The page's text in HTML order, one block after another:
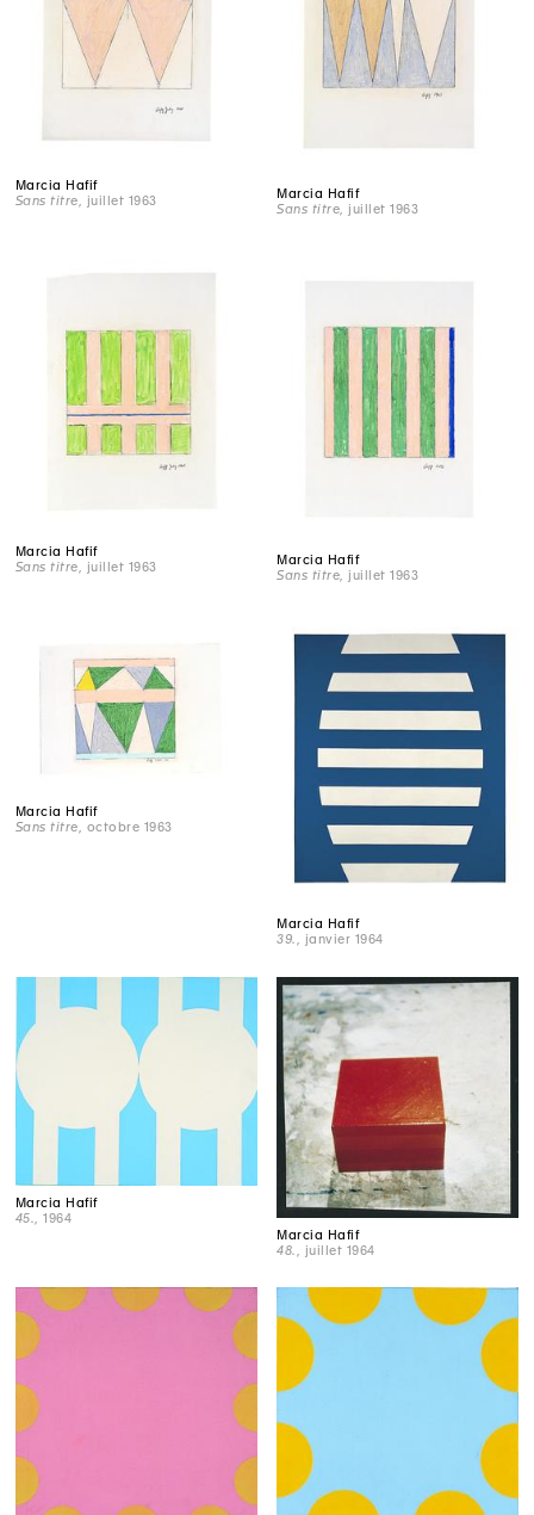
Marcia Hafif
Sans titre , juillet 1963
Marcia Hafif
Sans titre , juillet 1963
Marcia Hafif
Sans titre, juillet 1963
Marcia Hafif
Sans titre , juillet 1963
Marcia Hafif
Sans titre , octobre 1963
Marcia Hafif
39., janvier 1964
Marcia Hafif
45.
, 1964
Marcia Hafif
48.
, juillet 1964